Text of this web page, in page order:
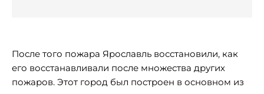
После того пожара Ярославль восстановили, как
его восстанавливали после множества других
пожаров. Этот город был построен в основном из